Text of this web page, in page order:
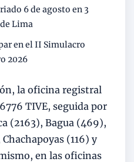
6 de agosto en 3
Lima
en el II Simulacro
2026
la oficina registral
TIVE, seguida por
(2163), Bagua (469),
(116) y
en las oficinas